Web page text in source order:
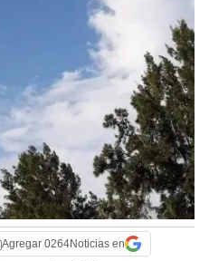
Agregar 0264Noticias en